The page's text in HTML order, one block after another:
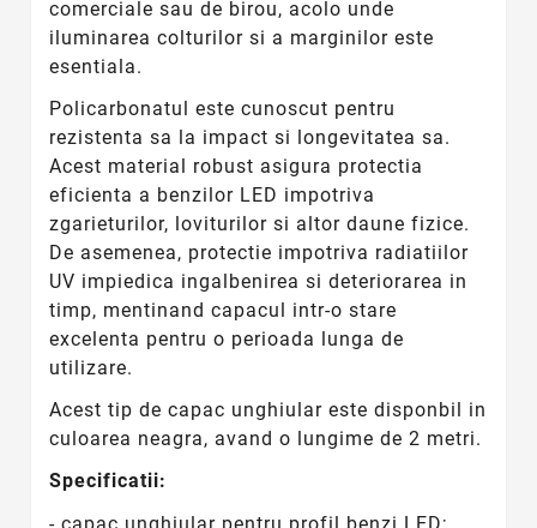
comerciale sau de birou, acolo unde
iluminarea colturilor si a marginilor este
esentiala.
Policarbonatul este cunoscut pentru
rezistenta sa la impact si longevitatea sa.
Acest material robust asigura protectia
eficienta a benzilor LED impotriva
zgarieturilor, loviturilor si altor daune fizice.
De asemenea, protectie impotriva radiatiilor
UV impiedica ingalbenirea si deteriorarea in
timp, mentinand capacul intr-o stare
excelenta pentru o perioada lunga de
utilizare.
Acest tip de capac unghiular este disponbil in
culoarea neagra, avand o lungime de 2 metri.
Specificatii:
- capac unghiular pentru profil benzi LED;